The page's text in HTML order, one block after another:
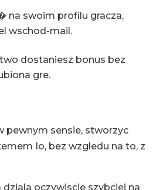
na swoim profilu gracza,
wschod-mail.
dostaniesz bonus bez
gre.
pewnym sensie, stworzyc
Io, bez wzgledu na to, z
oczywiscie szybciej na